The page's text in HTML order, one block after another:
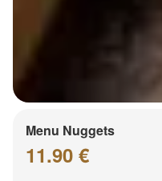
Menu Nuggets
11.90 €